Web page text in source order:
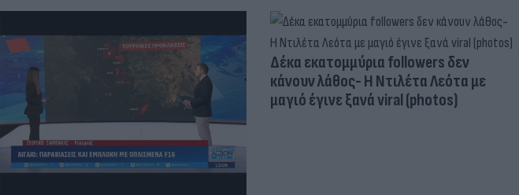
Δέκα εκατομμύρια followers δεν
κάνουν λάθος- Η Ντιλέτα Λεότα με
μαγιό έγινε ξανά viral (photos)